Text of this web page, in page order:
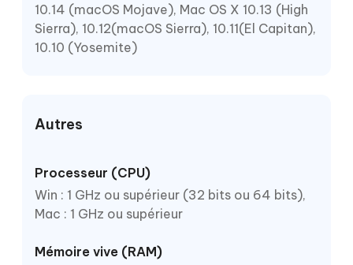
10.14 (macOS Mojave), Mac OS X 10.13 (High
Sierra), 10.12(macOS Sierra), 10.11(El Capitan),
10.10 (Yosemite)
Autres
Processeur (CPU)
Win : 1 GHz ou supérieur (32 bits ou 64 bits),
Mac : 1 GHz ou supérieur
Mémoire vive (RAM)